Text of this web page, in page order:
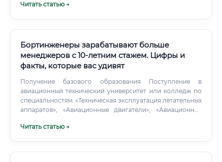
техническое обслуживание по механическим системам,
лицензии требует сдачи экзаменов по модулям
ИКАО/EASA.
Читать статью →
Бортинженеры зарабатывают больше
менеджеров с 10-летним стажем. Цифры и
факты, которые вас удивят
Получение базового образования Поступление в
авиационный технический университет или колледж по
специальностям: «Техническая эксплуатация летательных
аппаратов», «Авиационные двигатели», «Авиационное
техника После завершения базового образования
Читать статью →